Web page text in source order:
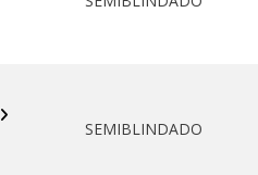
SEMIBLINDADO